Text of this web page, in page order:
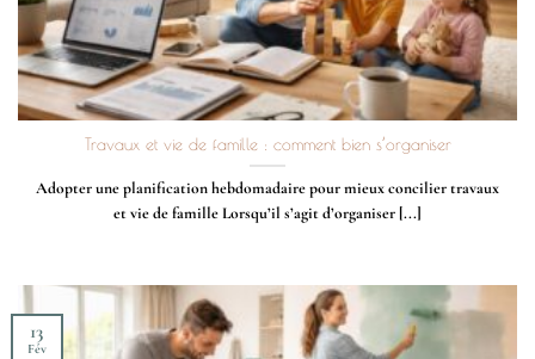
Travaux et vie de famille : comment bien s’organiser
Adopter une planification hebdomadaire pour mieux concilier travaux
et vie de famille Lorsqu’il s’agit d’organiser [...]
13
Fév